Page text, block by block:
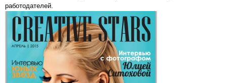
работодателей.